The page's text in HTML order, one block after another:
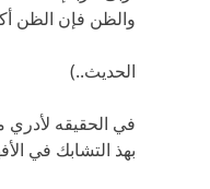
والظن فإن الظن
الحديث..)
في الحقيقه لأدري
بهذ التشابك في